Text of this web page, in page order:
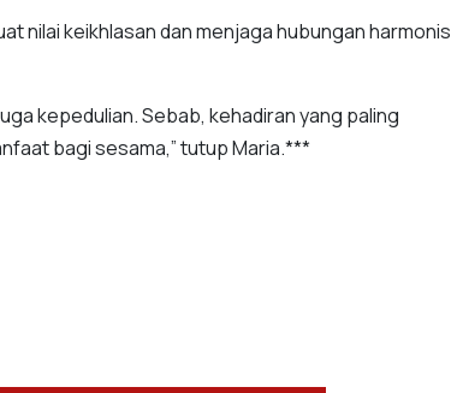
nilai keikhlasan dan menjaga hubungan harmonis
kepedulian. Sebab, kehadiran yang paling
bagi sesama,” tutup Maria.***